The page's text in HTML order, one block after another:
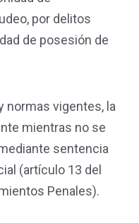
por delitos
de posesión de
normas vigentes, la
mientras no se
sentencia
(artículo 13 del
Penales).